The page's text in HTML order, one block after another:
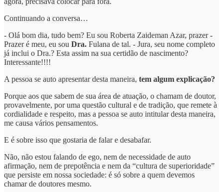
Continuando a conversa…
- Olá bom dia, tudo bem? Eu sou Roberta Zaideman Azar, prazer -
Prazer é meu, eu sou Dra. Fulana de tal. - Jura, seu nome completo
já inclui o Dra.? Esta assim na sua certidão de nascimento?
Interessante!!!!
A pessoa se auto apresentar desta maneira, tem algum explicação?
Porque aos que sabem de sua área de atuação, o chamam de doutor,
provavelmente, por uma questão cultural e de tradição, que remete à
cordialidade e respeito, mas a pessoa se auto intitular desta maneira,
me causa vários pensamentos.
E é sobre isso que gostaria de falar e desabafar.
Não, não estou falando de ego, nem de necessidade de auto
afirmação, nem de prepotência e nem da “cultura de superioridade”
que persiste em nossa sociedade: é só sobre a quem devemos
chamar de doutores mesmo.